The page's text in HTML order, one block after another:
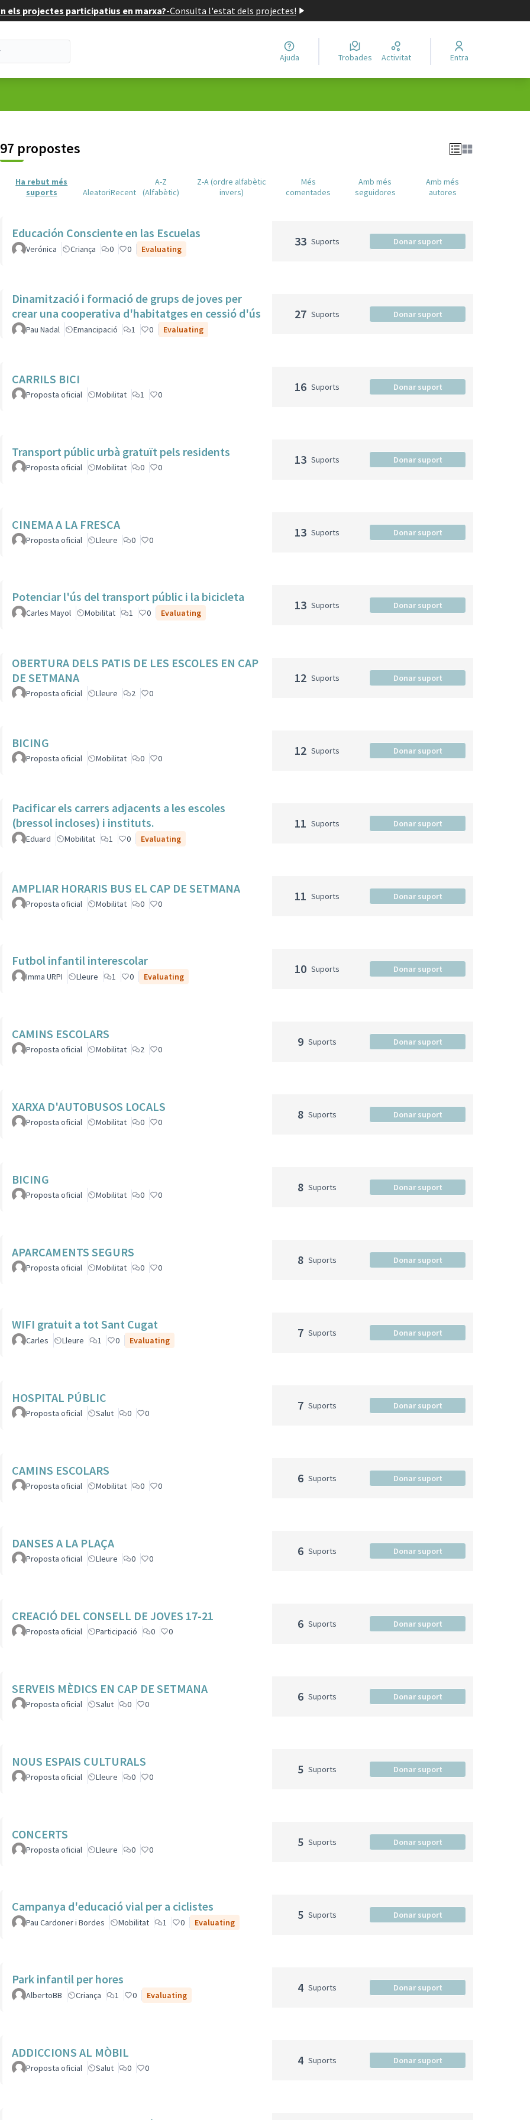
els projectes participatius en marxa?-Consulta l'estat dels projectes!
Ajuda Trobades Activitat Entra
97 propostes
Ha rebut més
suports
AleatoriRecent
A-Z
(Alfabètic)
Z-A (ordre alfabètic
invers)
Més
comentades
Amb més
seguidores
Amb més
autores
Educación Consciente en las Escuelas
Verónica Criança 0 0 Evaluating
33 Suports Donar suport
Dinamització i formació de grups de joves per
crear una cooperativa d'habitatges en cessió d'ús
Pau Nadal Emancipació 1 0 Evaluating
27 Suports Donar suport
CARRILS BICI
Proposta oficial Mobilitat 1 0
16 Suports Donar suport
Transport públic urbà gratuït pels residents
Proposta oficial Mobilitat 0 0
13 Suports Donar suport
CINEMA A LA FRESCA
Proposta oficial Lleure 0 0
13 Suports Donar suport
Potenciar l'ús del transport públic i la bicicleta
Carles Mayol Mobilitat 1 0 Evaluating
13 Suports Donar suport
OBERTURA DELS PATIS DE LES ESCOLES EN CAP
DE SETMANA
Proposta oficial Lleure 2 0
12 Suports Donar suport
BICING
Proposta oficial Mobilitat 0 0
12 Suports Donar suport
Pacificar els carrers adjacents a les escoles
(bressol incloses) i instituts.
Eduard Mobilitat 1 0 Evaluating
11 Suports Donar suport
AMPLIAR HORARIS BUS EL CAP DE SETMANA
Proposta oficial Mobilitat 0 0
11 Suports Donar suport
Futbol infantil interescolar
Imma URPI Lleure 1 0 Evaluating
10 Suports Donar suport
CAMINS ESCOLARS
Proposta oficial Mobilitat 2 0
9 Suports Donar suport
XARXA D'AUTOBUSOS LOCALS
Proposta oficial Mobilitat 0 0
8 Suports Donar suport
BICING
Proposta oficial Mobilitat 0 0
8 Suports Donar suport
APARCAMENTS SEGURS
Proposta oficial Mobilitat 0 0
8 Suports Donar suport
WIFI gratuit a tot Sant Cugat
Carles Lleure 1 0 Evaluating
7 Suports Donar suport
HOSPITAL PÚBLIC
Proposta oficial Salut 0 0
7 Suports Donar suport
CAMINS ESCOLARS
Proposta oficial Mobilitat 0 0
6 Suports Donar suport
DANSES A LA PLAÇA
Proposta oficial Lleure 0 0
6 Suports Donar suport
CREACIÓ DEL CONSELL DE JOVES 17-21
Proposta oficial Participació 0 0
6 Suports Donar suport
SERVEIS MÈDICS EN CAP DE SETMANA
Proposta oficial Salut 0 0
6 Suports Donar suport
NOUS ESPAIS CULTURALS
Proposta oficial Lleure 0 0
5 Suports Donar suport
CONCERTS
Proposta oficial Lleure 0 0
5 Suports Donar suport
Campanya d'educació vial per a ciclistes
Pau Cardoner i Bordes Mobilitat 1 0 Evaluating
5 Suports Donar suport
Park infantil per hores
AlbertoBB Criança 1 0 Evaluating
4 Suports Donar suport
ADDICCIONS AL MÒBIL
Proposta oficial Salut 0 0
4 Suports Donar suport